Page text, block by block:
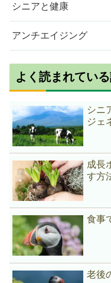
シニアと健康
アンチエイジング
よく読まれてい
シニ
ジェ
成長
す方
食事
老後